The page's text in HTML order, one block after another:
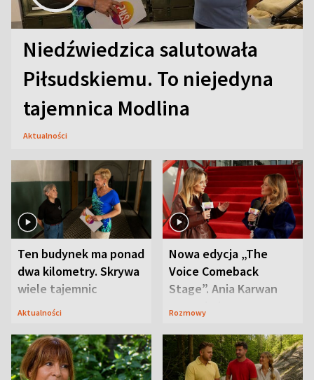
Niedźwiedzica salutowała
Piłsudskiemu. To niejedyna
tajemnica Modlina
Aktualności
Ten budynek ma ponad
dwa kilometry. Skrywa
wiele tajemnic
Aktualności
Nowa edycja „The
Voice Comeback
Stage”. Ania Karwan
zapowiada
Rozmowy